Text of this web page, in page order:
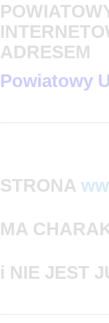
ADRESEM
Powiatowy
STRONA
MA
i NIE JEST